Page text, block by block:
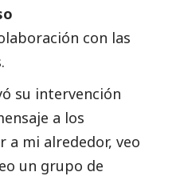
con las
su intervención
a los
a mi alrededor, veo
un grupo de